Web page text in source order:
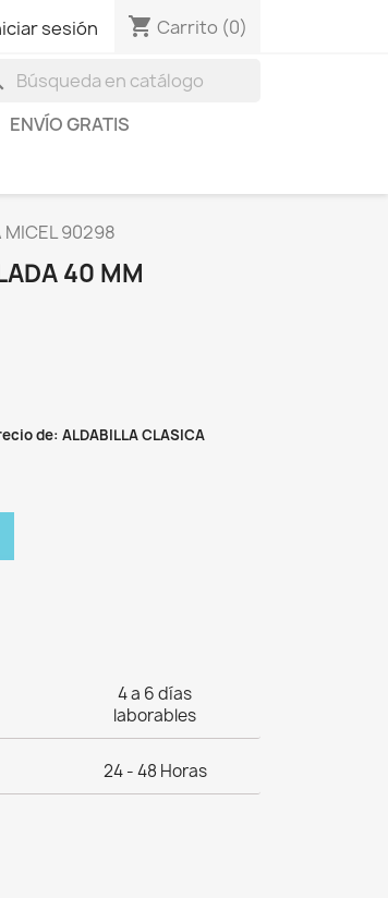
sesión shopping_cart Carrito (0)
ENVÍO GRATIS
MICEL 90298
40 MM
de: ALDABILLA CLASICA
4 a 6 días
laborables
24 - 48 Horas